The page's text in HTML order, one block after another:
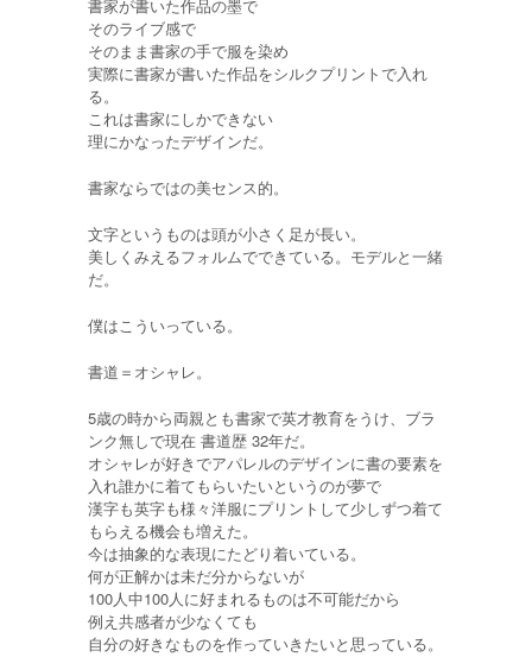
書家が書いた作品の墨で
そのライブ感で
そのまま書家の手で服を染め
実際に書家が書いた作品をシルクプリントで入れ
る。
これは書家にしかできない
理にかなったデザインだ。
書家ならではの美センス的。
文字というものは頭が小さく足が長い。
美しくみえるフォルムでできている。モデルと一緒
だ。
僕はこういっている。
書道＝オシャレ。
5歳の時から両親とも書家で英才教育をうけ、ブラ
ンク無しで現在 書道歴 32年だ。
オシャレが好きでアパレルのデザインに書の要素を
入れ誰かに着てもらいたいというのが夢で
漢字も英字も様々洋服にプリントして少しずつ着て
もらえる機会も増えた。
今は抽象的な表現にたどり着いている。
何が正解かは未だ分からないが
100人中100人に好まれるものは不可能だから
例え共感者が少なくても
自分の好きなものを作っていきたいと思っている。